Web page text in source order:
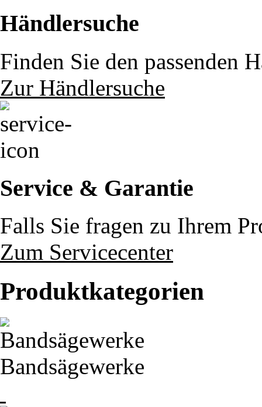
Händlersuche
Finden Sie den passenden
Zur Händlersuche
Service & Garantie
Falls Sie fragen zu Ihrem
Zum Servicecenter
Produktkategorien
Bandsägewerke